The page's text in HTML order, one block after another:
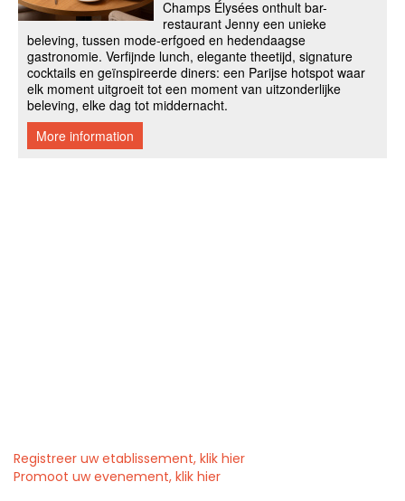
Registreer uw etablissement, klik hier
Promoot uw evenement, klik hier